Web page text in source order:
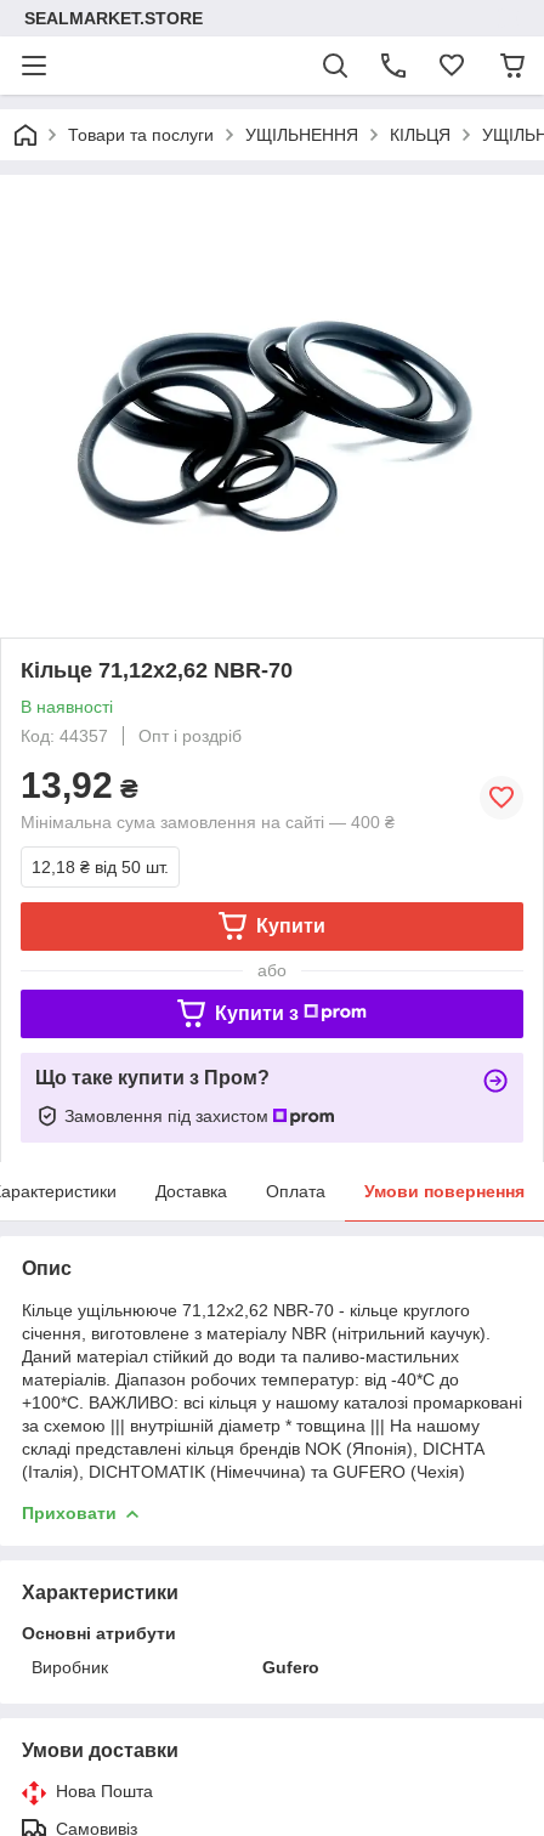
SEALMARKET.STORE
Товари та послуги УЩІЛЬНЕННЯ КІЛЬЦЯ
Кільце 71,12х2,62 NBR-70
В наявності
Код: 44357
Опт і роздріб
13,92 ₴
Мінімальна сума замовлення на сайті — 400 ₴
12,18 ₴ від 50 шт.
Купити
або
Купити з
Що таке купити з Пром?
Замовлення під захистом
Доставка Оплата Умови повернення
Опис
Кільце ущільнююче 71,12х2,62 NBR-70 - кільце круглого
січення, виготовлене з матеріалу NBR (нітрильний каучук).
Даний матеріал стійкий до води та паливо-мастильних
матеріалів. Діапазон робочих температур: від -40*С до
+100*С. ВАЖЛИВО: всі кільця у нашому каталозі промарковані
за схемою ||| внутрішній діаметр * товщина ||| На нашому
складі представлені кільця брендів NOK (Японія), DICHTA
(Італія), DICHTOMATIK (Німеччина) та GUFERO (Чехія)
Приховати
Характеристики
Основні атрибути
Виробник
Gufero
Умови доставки
Нова Пошта
Самовивіз